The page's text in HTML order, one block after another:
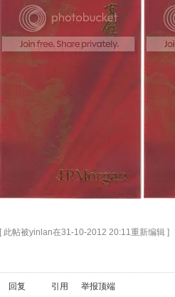
[ 此帖被yinlan在31-10-2012 20:11重新编辑 ]
回复 引用 举报顶端